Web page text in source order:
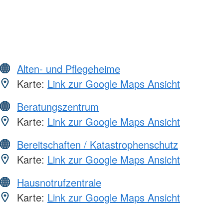
Alten- und Pflegeheime
Karte: Link zur Google Maps Ansicht
Beratungszentrum
Karte: Link zur Google Maps Ansicht
Bereitschaften / Katastrophenschutz
Karte: Link zur Google Maps Ansicht
Hausnotrufzentrale
Karte: Link zur Google Maps Ansicht